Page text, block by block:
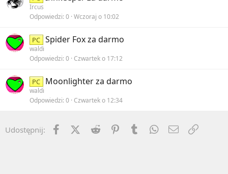
Ircus
Odpowiedzi 0 Wczoraj o 10:02
PC Spider Fox za darmo
waldi
Odpowiedzi 0 Czwartek o 17:12
PC Moonlighter za darmo
waldi
Odpowiedzi 0 Czwartek o 12:34
Udostępnij: FacebookX (Twitter)
Reddit PinterestTumblr WhatsApp
Email